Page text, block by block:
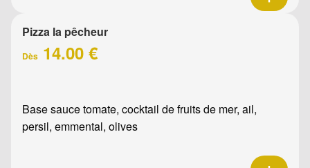
Pizza la pêcheur
Dès 14.00 €
Base sauce tomate, cocktail de fruits de mer, ail,
persil, emmental, olives